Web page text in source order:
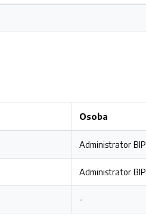
Osoba
Administrator BIP
Administrator BIP
-